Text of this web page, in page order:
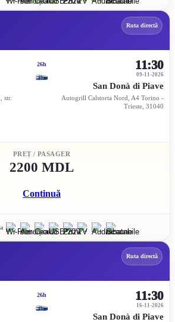
Ruta directă
str.
26h
09-11-2026
11:30
San Donà di Piave
Autogrill Calstorta Nord, A4 Torino -
Trieste, 31040
PREȚ / PASAGER
2200 MDL
Continuă
Ruta directă
26h
16-11-2026
11:30
San Donà di Piave